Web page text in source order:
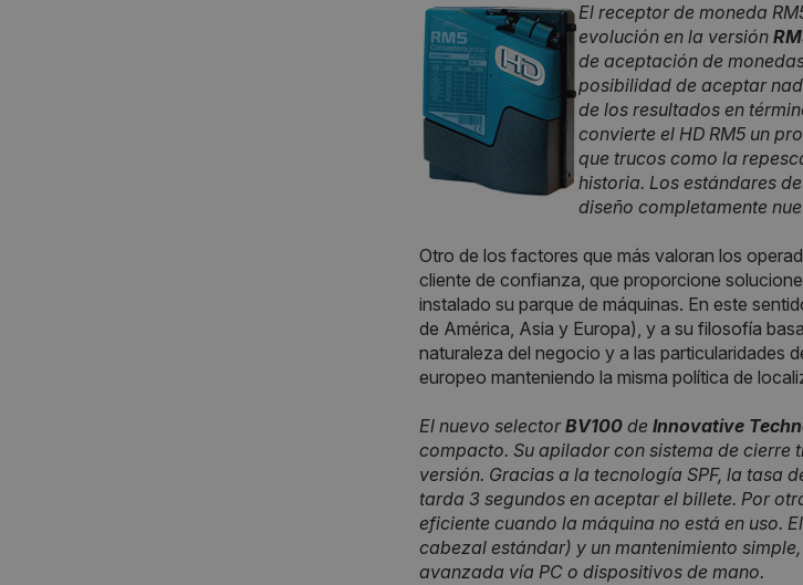
El receptor de moneda
evolución en la versión
de aceptación de
posibilidad de aceptar
de los resultados en
convierte el HD RM5 un
que trucos como la
historia. Los estándares
diseño completamente
Otro de los factores que más valoran los
cliente de confianza, que proporcione
instalado su parque de máquinas. En este
de América, Asia y Europa), y a su filosofía
naturaleza del negocio y a las particularidades
europeo manteniendo la misma política de
El nuevo selectorBV100 de Innovative
compacto. Su apilador con sistema de cierre
versión. Gracias a la tecnología SPF, la tasa
tarda 3 segundos en aceptar el billete. Por
eficiente cuando la máquina no está en uso.
cabezal estándar) y un mantenimiento
avanzada vía PC o dispositivos de mano.